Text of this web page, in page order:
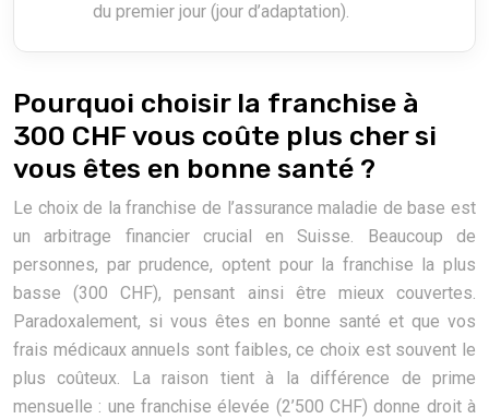
du premier jour (jour d’adaptation).
Pourquoi choisir la franchise à
300 CHF vous coûte plus cher si
vous êtes en bonne santé ?
Le choix de la franchise de l’assurance maladie de base est
un arbitrage financier crucial en Suisse. Beaucoup de
personnes, par prudence, optent pour la franchise la plus
basse (300 CHF), pensant ainsi être mieux couvertes.
Paradoxalement, si vous êtes en bonne santé et que vos
frais médicaux annuels sont faibles, ce choix est souvent le
plus coûteux. La raison tient à la différence de prime
mensuelle : une franchise élevée (2’500 CHF) donne droit à